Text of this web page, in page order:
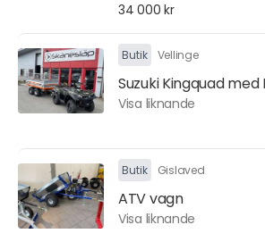
34 000 kr
Butik Vellinge
Suzuki Kingquad med
Visa liknande
Butik Gislaved
ATV vagn
Visa liknande